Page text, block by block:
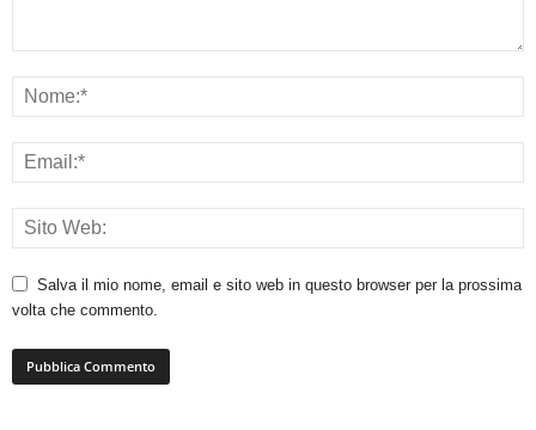
Salva il mio nome, email e sito web in questo browser per la prossima
volta che commento.